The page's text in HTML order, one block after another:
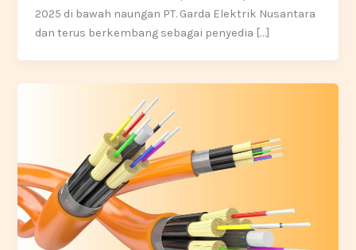
2025 di bawah naungan PT. Garda Elektrik Nusantara
dan terus berkembang sebagai penyedia […]